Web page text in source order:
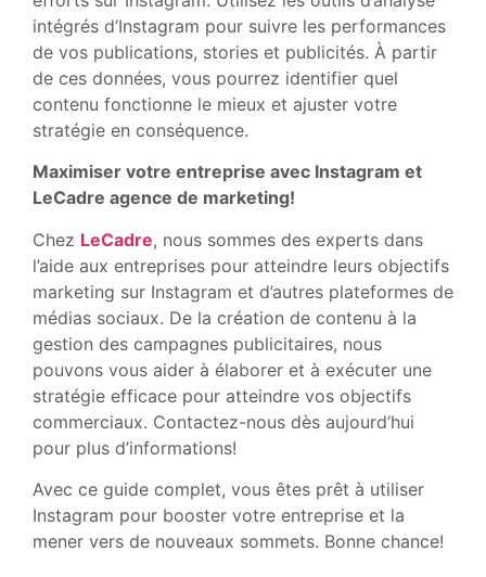
intégrés d’Instagram pour suivre les performances
de vos publications, stories et publicités. À partir
de ces données, vous pourrez identifier quel
contenu fonctionne le mieux et ajuster votre
stratégie en conséquence.
Maximiser votre entreprise avec Instagram et
LeCadre agence de marketing!
Chez LeCadre, nous sommes des experts dans
l’aide aux entreprises pour atteindre leurs objectifs
marketing sur Instagram et d’autres plateformes de
médias sociaux. De la création de contenu à la
gestion des campagnes publicitaires, nous
pouvons vous aider à élaborer et à exécuter une
stratégie efficace pour atteindre vos objectifs
commerciaux. Contactez-nous dès aujourd’hui
pour plus d’informations!
Avec ce guide complet, vous êtes prêt à utiliser
Instagram pour booster votre entreprise et la
mener vers de nouveaux sommets. Bonne chance!